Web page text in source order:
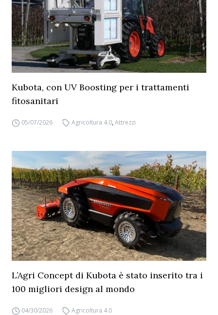
Kubota, con UV Boosting per i trattamenti
fitosanitari
05/07/2026 Agricoltura 4.0,Attrezzi
L’Agri Concept di Kubota è stato inserito tra i
100 migliori design al mondo
04/30/2026 Agricoltura 4.0